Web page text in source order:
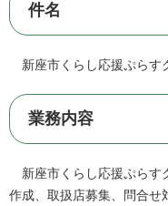
件名
新座市くらし応援ぷらす
業務内容
新座市くらし応援ぷらす
作成、取扱店募集、問合せ